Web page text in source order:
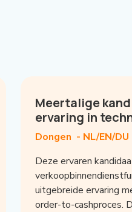
Meertalige
ervaring in
Dongen - NL/EN/DU
Deze ervaren
uitgebreide ervaring
order-to-cashproces.